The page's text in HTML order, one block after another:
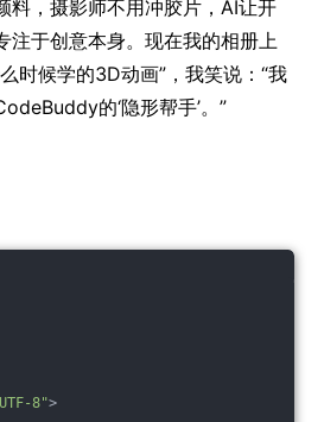
料，摄影师不用冲胶片，AI让开
注于创意本身。现在我的相册上
时候学的3D动画”，我笑说：“我
的‘隐形帮手’。”
8">